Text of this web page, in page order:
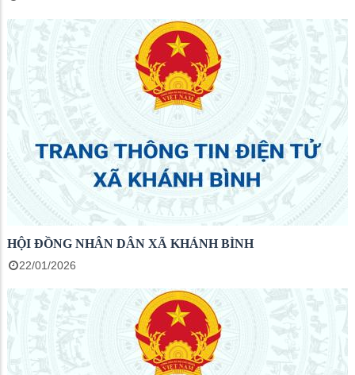
HỘI ĐỒNG NHÂN DÂN XÃ KHÁNH BÌNH
22/01/2026